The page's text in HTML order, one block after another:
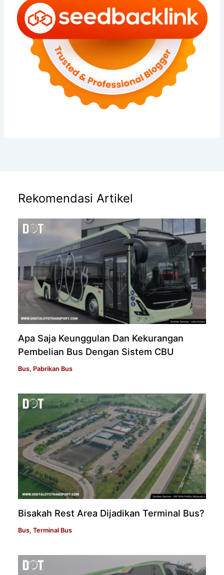
Rekomendasi Artikel
Apa Saja Keunggulan Dan Kekurangan
Pembelian Bus Dengan Sistem CBU
Bus, Pabrikan Bus
Bisakah Rest Area Dijadikan Terminal Bus?
Bus,Terminal Bus